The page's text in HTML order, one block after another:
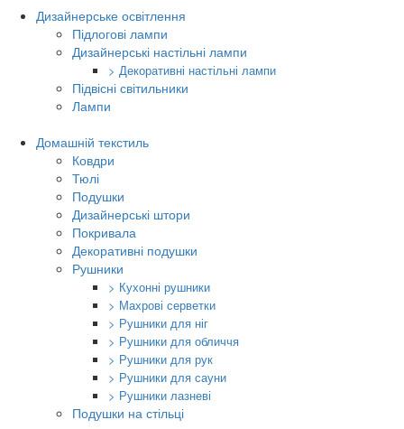
Дизайнерське освітлення
Підлогові лампи
Дизайнерські настільні лампи
> Декоративні настільні лампи
Підвісні світильники
Лампи
Домашній текстиль
Ковдри
Тюлі
Подушки
Дизайнерські штори
Покривала
Декоративні подушки
Рушники
> Кухонні рушники
> Махрові серветки
> Рушники для ніг
> Рушники для обличчя
> Рушники для рук
> Рушники для сауни
> Рушники лазневі
Подушки на стільці